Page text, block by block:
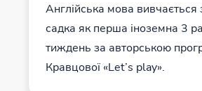
Англійська мова вивчається
садка як перша іноземна 3
тиждень за авторською
Кравцової «Let’s play».